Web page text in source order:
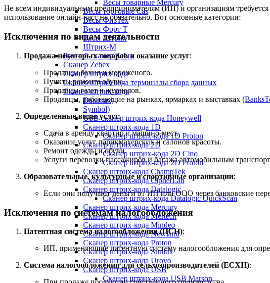
Весы товарные Mercury
Весы торговые Cas
Весы ФизТех
Весы Форт Т
Весы Штрих
Штрих-М
Ручной сканер Zebra
Сканер Zebex
Сканер штрих кода
Сканер штрих кода терминалы сбора данных
Сканер штрих-кода
Datamax)
Symbol)
USB сканер штрих-кода Honeywell
Сканер штрих-кода 1D
Сканер штрих-кода 1D Proton
Сканер штрих-кода 2D
Сканер штрих-кода 2D Cino
Сканер штрих-кода 2D Proton
Сканер штрих-кода ChampTek
Сканер штрих-кода CipherLab
Сканер штрих-кода Datalogic
Сканер штрих-кода Datalogic QuickScan
Сканер штрих-кода Mercury
Сканер штрих-кода Mertech
Сканер штрих-кода Mindeo
Сканер штрих-кода Newland
Сканер штрих-кода Proton
Сканер штрих-кода Sunlux
Сканер штрих-кода Urovo
Сканер штрих-кода USB
Сканер штрих-кода USB Marson
Не всем индивидуальным предпринимателям (ИП) и организациям
использование онлайн-касс не обязательно. Вот основные категории:
Исключения по видам деятельности
Продажа некоторых товаров и оказание услуг:
Продавцы бахил и мороженого.
Пункты ремонта обуви.
Продавцы газет и журналов.
Продавцы, работающие на рынках, ярмарках и выставках​ (
Определенные виды услуг:
Сдача в аренду квартир и машино-мест.
Оказание услуг парикмахерских и салонов красоты.
Ремонт одежды и обуви.
Услуги перевозки пассажиров и багажа автомобильным
Образовательные, культурные и спортивные организации:
Если они получают деньги от ИП или ООО через банковские
Исключения по системам налогообложения
Патентная система налогообложения (ПСН):
ИП, применяющие патентную систему налогообложения для
Система налогообложения для сельхозпроизводителей (ЕСХН):